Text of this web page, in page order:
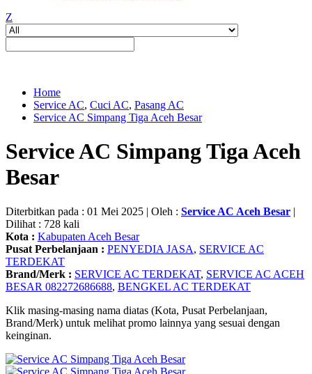
Z
Home
Service AC, Cuci AC, Pasang AC
Service AC Simpang Tiga Aceh Besar
Service AC Simpang Tiga Aceh
Besar
Diterbitkan pada : 01 Mei 2025 | Oleh : Service AC Aceh Besar |
Dilihat : 728 kali
Kota : Kabupaten Aceh Besar
Pusat Perbelanjaan : PENYEDIA JASA, SERVICE AC
TERDEKAT
Brand/Merk : SERVICE AC TERDEKAT, SERVICE AC ACEH
BESAR 082272686688, BENGKEL AC TERDEKAT
Klik masing-masing nama diatas (Kota, Pusat Perbelanjaan,
Brand/Merk) untuk melihat promo lainnya yang sesuai dengan
keinginan.